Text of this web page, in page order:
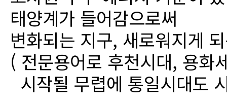
태양계가 들어감으로써
변화되는 지구, 새로워지게
( 전문용어로 후천시대, 용화
시작될 무렵에 통일시대도